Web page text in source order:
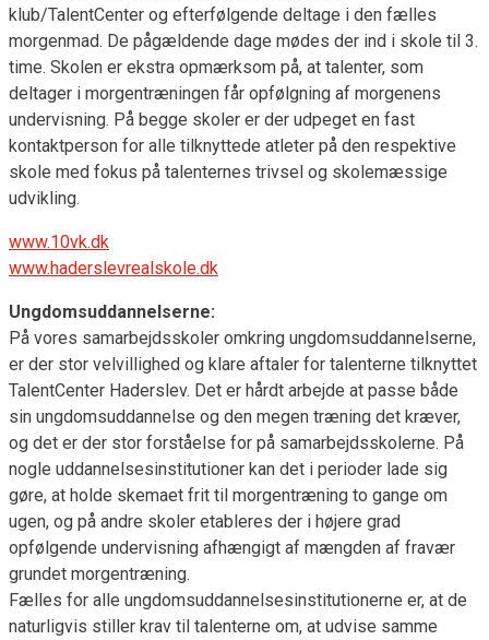
klub/TalentCenter og efterfølgende deltage i den fælles
morgenmad. De pågældende dage mødes der ind i skole til 3.
time. Skolen er ekstra opmærksom på, at talenter, som
deltager i morgentræningen får opfølgning af morgenens
undervisning. På begge skoler er der udpeget en fast
kontaktperson for alle tilknyttede atleter på den respektive
skole med fokus på talenternes trivsel og skolemæssige
udvikling.
www.10vk.dk
www.haderslevrealskole.dk
Ungdomsuddannelserne:
På vores samarbejdsskoler omkring ungdomsuddannelserne,
er der stor velvillighed og klare aftaler for talenterne tilknyttet
TalentCenter Haderslev. Det er hårdt arbejde at passe både
sin ungdomsuddannelse og den megen træning det kræver,
og det er der stor forståelse for på samarbejdsskolerne. På
nogle uddannelsesinstitutioner kan det i perioder lade sig
gøre, at holde skemaet frit til morgentræning to gange om
ugen, og på andre skoler etableres der i højere grad
opfølgende undervisning afhængigt af mængden af fravær
grundet morgentræning.
Fælles for alle ungdomsuddannelsesinstitutionerne er, at de
naturligvis stiller krav til talenterne om, at udvise samme